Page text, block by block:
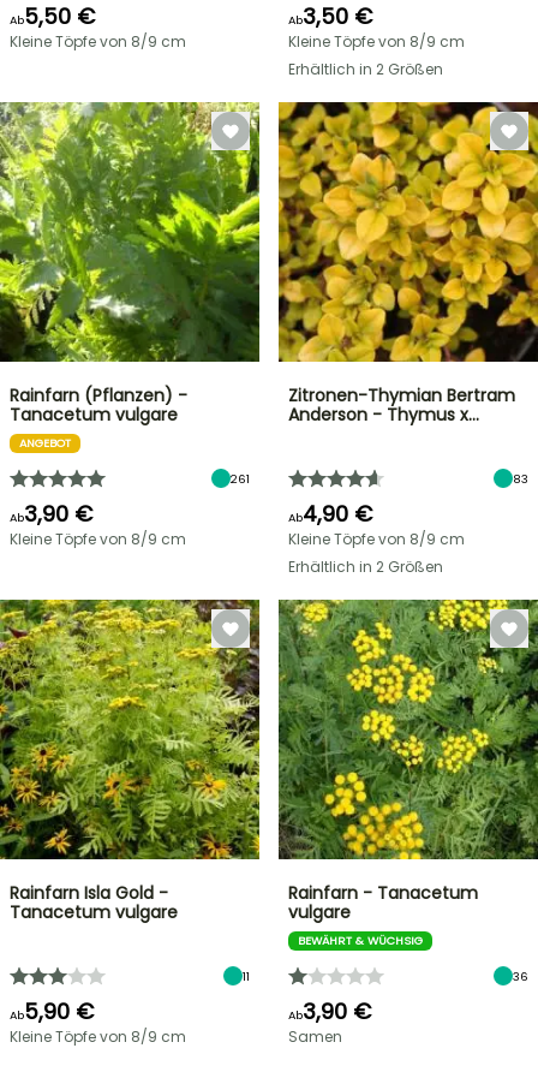
Ab5,50 €
Kleine Töpfe von 8/9 cm
Ab3,50 €
Kleine Töpfe von 8/9 cm
Erhältlich in 2 Größen
Rainfarn (Pflanzen) -
Tanacetum vulgare
ANGEBOT
261
Ab3,90 €
Kleine Töpfe von 8/9 cm
Zitronen-Thymian Bertram
Anderson - Thymus x…
83
Ab4,90 €
Kleine Töpfe von 8/9 cm
Erhältlich in 2 Größen
Rainfarn Isla Gold -
Tanacetum vulgare
11
Ab5,90 €
Kleine Töpfe von 8/9 cm
Rainfarn - Tanacetum
vulgare
BEWÄHRT & WÜCHSIG
36
Ab3,90 €
Samen